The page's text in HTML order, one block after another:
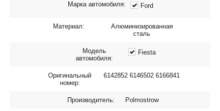
Марка автомобиля: Ford
Материал:
Алюминизированная
сталь
Модель
автомобиля:
Fiesta
Оригинальный
номер:
6142852 6146502 6166841
Производитель: Polmostrow